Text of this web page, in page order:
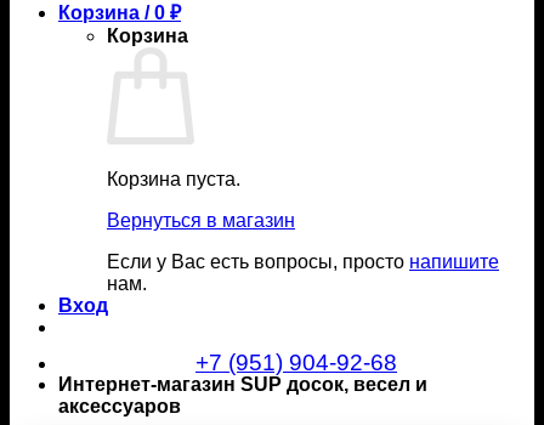
Корзина /0 ₽
Корзина
Корзина пуста.
Вернуться в магазин
Если у Вас есть вопросы, просто напишите
нам.
Вход
+7 (951) 904-92-68
Интернет-магазин SUP досок, весел и
аксессуаров